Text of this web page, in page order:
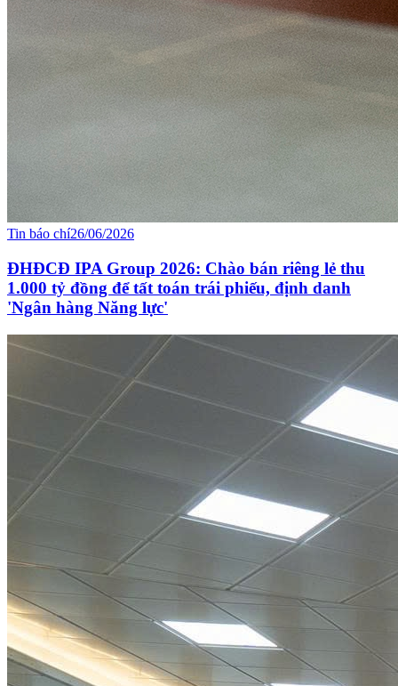
Tin báo chí26/06/2026
ĐHĐCĐ IPA Group 2026: Chào bán riêng lẻ thu
1.000 tỷ đồng để tất toán trái phiếu, định danh
'Ngân hàng Năng lực'